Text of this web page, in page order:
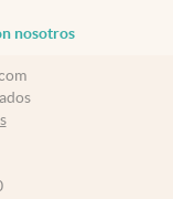
nosotros